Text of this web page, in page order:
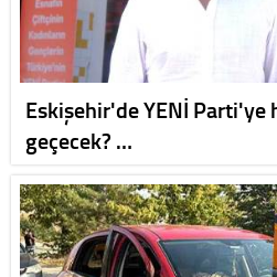
Eskişehir'de YENİ Parti'ye
geçecek? …